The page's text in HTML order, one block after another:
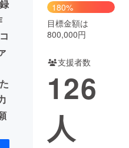
CAMPFIRE Creation
machi-ya コミュニティ
180%
目標金額は
800,000円
支援者数
126
人